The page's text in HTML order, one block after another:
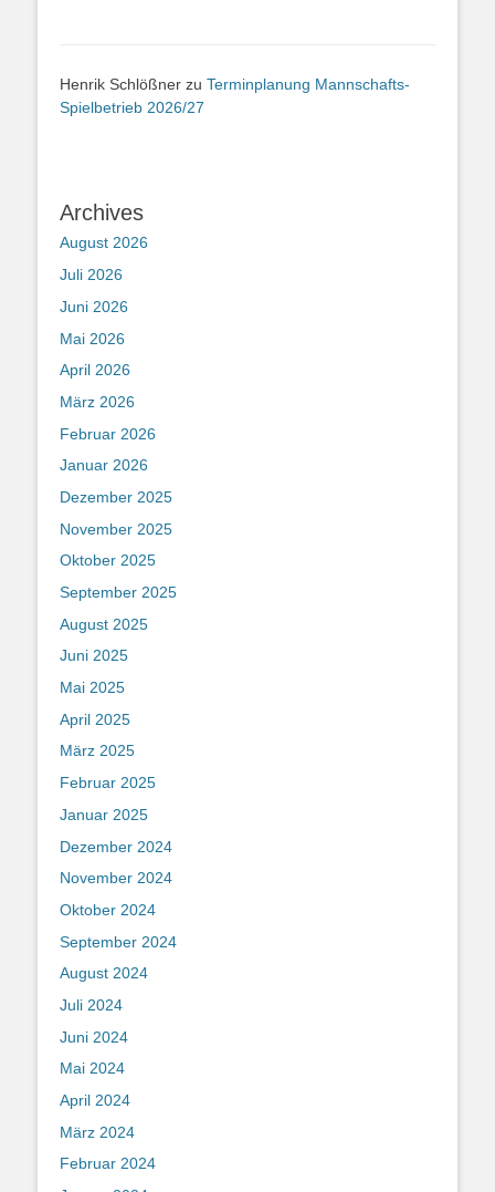
Henrik Schlößner zu Terminplanung Mannschafts-
Spielbetrieb 2026/27
Archives
August 2026
Juli 2026
Juni 2026
Mai 2026
April 2026
März 2026
Februar 2026
Januar 2026
Dezember 2025
November 2025
Oktober 2025
September 2025
August 2025
Juni 2025
Mai 2025
April 2025
März 2025
Februar 2025
Januar 2025
Dezember 2024
November 2024
Oktober 2024
September 2024
August 2024
Juli 2024
Juni 2024
Mai 2024
April 2024
März 2024
Februar 2024